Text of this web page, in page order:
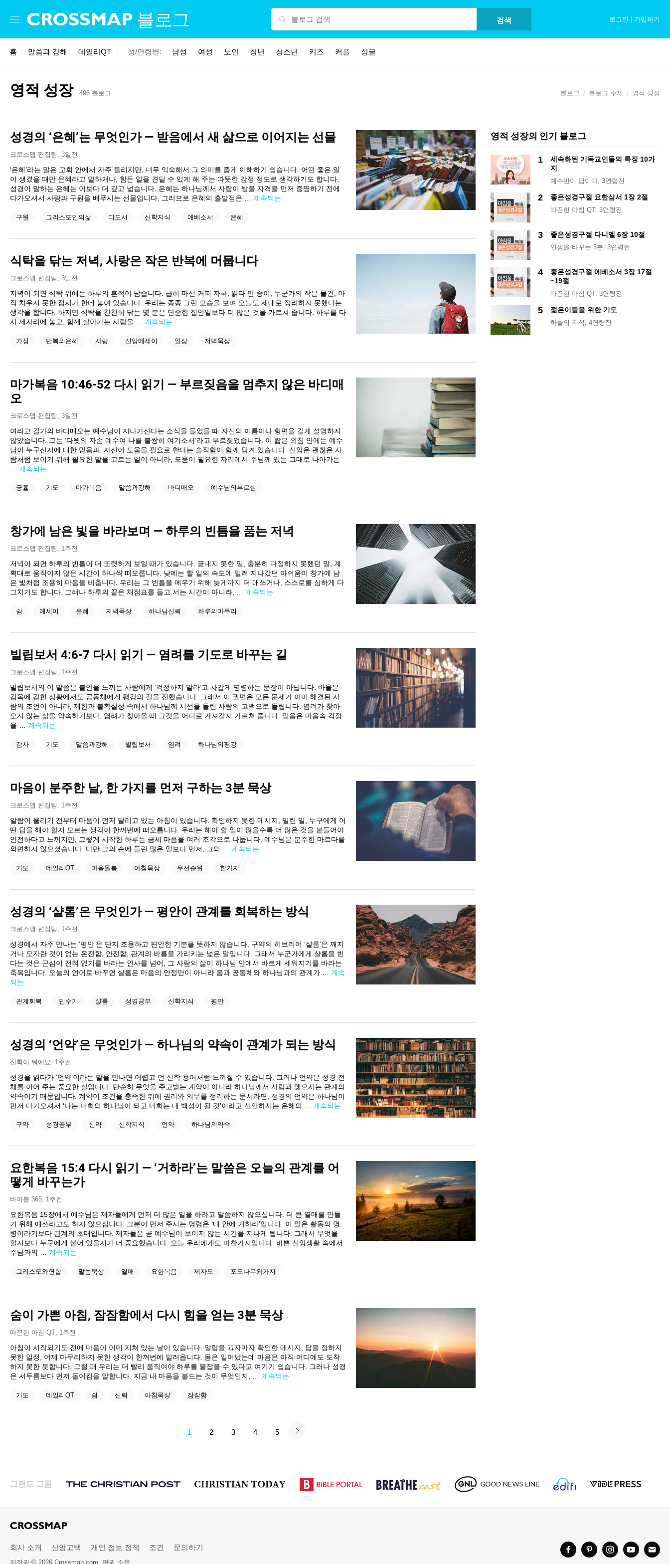
블로그 검색 로그인 | 가입하기
홈 말씀과 강해 데일리QT 성/연령별: 남성 여성 노인 청년 청소년 키즈 커플 싱글
영적 성장 496 블로그 블로그 블로그 주제 영적 성장
성경의 ‘은혜’는 무엇인가 — 받음에서 새 삶으로 이어지는 선물
크로스맵 편집팀 , 3일전
‘은혜’라는 말은 교회 안에서 자주 들리지만, 너무 익숙해서 그 의미를 좁게 이해하기 쉽습니다. 어떤 좋은 일
이 생겼을 때만 은혜라고 말하거나, 힘든 일을 견딜 수 있게 해 주는 따뜻한 감정 정도로 생각하기도 합니다.
성경이 말하는 은혜는 이보다 더 깊고 넓습니다. 은혜는 하나님께서 사람이 받을 자격을 먼저 증명하기 전에
다가오셔서 사랑과 구원을 베푸시는 선물입니다. 그러므로 은혜의 출발점은 … 계속되는
구원 그리스도인의삶 디도서 신학지식 에베소서 은혜
식탁을 닦는 저녁, 사랑은 작은 반복에 머뭅니다
크로스맵 편집팀 3일전
저녁이 되면 식탁 위에는 하루의 흔적이 남습니다. 급히 마신 커피 자국, 읽다 만 종이, 누군가의 작은 물건, 아
직 치우지 못한 접시가 한데 놓여 있습니다. 우리는 종종 그런 모습을 보며 오늘도 제대로 정리하지 못했다는
생각을 합니다. 하지만 식탁을 천천히 닦는 몇 분은 단순한 집안일보다 더 많은 것을 가르쳐 줍니다. 하루를 다
시 제자리에 놓고, 함께 살아가는 사람을 … 계속되는
가정 반복의은혜 사랑 신앙에세이 일상 저녁묵상
마가복음 10:46-52 다시 읽기 — 부르짖음을 멈추지 않은 바디매
오
크로스맵 편집팀 3일전
여리고 길가의 바디매오는 예수님이 지나가신다는 소식을 들었을 때 자신의 이름이나 형편을 길게 설명하지
않았습니다. 그는 ‘다윗의 자손 예수여 나를 불쌍히 여기소서’라고 부르짖었습니다. 이 짧은 외침 안에는 예수
님이 누구신지에 대한 믿음과, 자신이 도움을 필요로 한다는 솔직함이 함께 담겨 있습니다. 신앙은 괜찮은 사
람처럼 보이기 위해 필요한 말을 고르는 일이 아니라, 도움이 필요한 자리에서 주님께 있는 그대로 나아가는
계속되는
긍휼 기도 마가복음 말씀과강해 바디매오 예수님의부르심
창가에 남은 빛을 바라보며 — 하루의 빈틈을 품는 저녁
크로스맵 편집팀 , 1주전
저녁이 되면 하루의 빈틈이 더 또렷하게 보일 때가 있습니다. 끝내지 못한 일, 충분히 다정하지 못했던 말, 계
획대로 움직이지 않은 시간이 하나씩 떠오릅니다. 낮에는 할 일의 속도에 밀려 지나갔던 아쉬움이 창가에 남
은 빛처럼 조용히 마음을 비춥니다. 우리는 그 빈틈을 메우기 위해 늦게까지 더 애쓰거나, 스스로를 심하게 다
그치기도 합니다. 그러나 하루의 끝은 채점표를 들고 서는 시간이 아니라, … 계속되는
쉼 에세이 은혜 저녁묵상 하나님신뢰 하루의마무리
빌립보서 4:6-7 다시 읽기 — 염려를 기도로 바꾸는 길
크로스맵 편집팀 , 1주전
빌립보서의 이 말씀은 불안을 느끼는 사람에게 ‘걱정하지 말라’고 차갑게 명령하는 문장이 아닙니다. 바울은
감옥에 갇힌 상황에서도 공동체에게 평강의 길을 전했습니다. 그래서 이 권면은 모든 문제가 이미 해결된 사
람의 조언이 아니라, 제한과 불확실성 속에서 하나님께 시선을 돌린 사람의 고백으로 들립니다. 염려가 찾아
오지 않는 삶을 약속하기보다, 염려가 찾아올 때 그것을 어디로 가져갈지 가르쳐 줍니다. 믿음은 마음속 걱정
을 … 계속되는
감사 기도 말씀과강해 빌립보서 염려 하나님의평강
마음이 분주한 날, 한 가지를 먼저 구하는 3분 묵상
크로스맵 편집팀 1주전
알람이 울리기 전부터 마음이 먼저 달리고 있는 아침이 있습니다. 확인하지 못한 메시지, 밀린 일, 누구에게 어
떤 답을 해야 할지 모르는 생각이 한꺼번에 떠오릅니다. 우리는 해야 할 일이 많을수록 더 많은 것을 붙들어야
안전하다고 느끼지만, 그렇게 시작한 하루는 금세 마음을 여러 조각으로 나눕니다. 예수님은 분주한 마르다를
외면하지 않으셨습니다. 다만 그의 손에 들린 많은 일보다 먼저, 그의 … 계속되는
기도 데일리QT 마음돌봄 아침묵상 우선순위 한가지
성경의 ‘샬롬’은 무엇인가 — 평안이 관계를 회복하는 방식
크로스맵 편집팀 1주전
성경에서 자주 만나는 ‘평안’은 단지 조용하고 편안한 기분을 뜻하지 않습니다. 구약의 히브리어 ‘샬롬’은 깨지
거나 모자란 것이 없는 온전함, 안전함, 관계의 바름을 가리키는 넓은 말입니다. 그래서 누군가에게 샬롬을 빈
다는 것은 근심이 전혀 없기를 바라는 인사를 넘어, 그 사람의 삶이 하나님 안에서 바르게 세워지기를 바라는
축복입니다. 오늘의 언어로 바꾸면 샬롬은 마음의 안정만이 아니라 몸과 공동체와 하나님과의 관계가 … 계속
되는
관계회복 민수기 샬롬 성경공부 신학지식 평안
성경의 ‘언약’은 무엇인가 — 하나님의 약속이 관계가 되는 방식
신학이 뭐예요 1주전
성경을 읽다가 ‘언약’이라는 말을 만나면 어렵고 먼 신학 용어처럼 느껴질 수 있습니다. 그러나 언약은 성경 전
체를 이어 주는 중요한 실입니다. 단순히 무엇을 주고받는 계약이 아니라 하나님께서 사람과 맺으시는 관계의
약속이기 때문입니다. 계약이 조건을 충족한 뒤에 권리와 의무를 정리하는 문서라면, 성경의 언약은 하나님이
먼저 다가오셔서 ‘나는 너희의 하나님이 되고 너희는 내 백성이 될 것’이라고 선언하시는 은혜의 … 계속되는
구약 성경공부 신약 신학지식 언약 하나님의약속
요한복음 15:4 다시 읽기 — ‘거하라’는 말씀은 오늘의 관계를 어
떻게 바꾸는가
바이블 365, 1주전
요한복음 15장에서 예수님은 제자들에게 먼저 더 많은 일을 하라고 말씀하지 않으십니다. 더 큰 열매를 만들
기 위해 애쓰라고도 하지 않으십니다. 그분이 먼저 주시는 명령은 ‘내 안에 거하라’입니다. 이 말은 활동의 명
령이라기보다 관계의 초대입니다. 제자들은 곧 예수님이 보이지 않는 시간을 지나게 됩니다. 그래서 무엇을
할지보다 누구에게 붙어 있을지가 더 중요했습니다. 오늘 우리에게도 마찬가지입니다. 바쁜 신앙생활 속에서
주님과의 … 계속되는
그리스도와연합 말씀묵상 열매 요한복음 제자도 포도나무와가지
숨이 가쁜 아침, 잠잠함에서 다시 힘을 얻는 3분 묵상
따끈한 아침 QT, 1주전
아침이 시작되기도 전에 마음이 이미 지쳐 있는 날이 있습니다. 알람을 끄자마자 확인한 메시지, 답을 정하지
못한 일정, 어제 마무리하지 못한 생각이 한꺼번에 밀려옵니다. 몸은 일어났는데 마음은 아직 어디에도 도착
하지 못한 듯합니다. 그럴 때 우리는 더 빨리 움직여야 하루를 붙잡을 수 있다고 여기기 쉽습니다. 그러나 성경
은 서두름보다 먼저 돌이킴을 말합니다. 지금 내 마음을 붙드는 것이 무엇인지, … 계속되는
기도 데일리QT 쉼 신뢰 아침묵상 잠잠함
1 2 3 4 5
영적 성장의 인기 블로그
1
세속화된 기독교인들의 특징 10가
지
예수만이 답이다, 3연령전
2 좋은성경구절 요한삼서 1장 2절
따끈한 아침 QT, 3연령전
3 좋은성경구절 다니엘 6장 10절
인생을 바꾸는 3분, 3연령전
4
좋은성경구절 에베소서 3장 17절
~19절
따끈한 아침 QT, 3연령전
5 젊은이들을 위한 기도
하늘의 지식 , 4연령전
그랜드 그룹
회사 소개 신앙고백 개인 정보 정책 조건 문의하기
저작권 © 2026 Crossmap.com. 판권 소유.